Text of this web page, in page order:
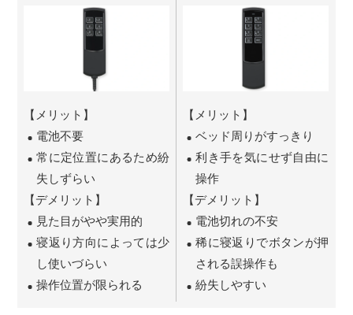
【メリット】
電池不要
常に定位置にあるため紛
失しずらい
【デメリット】
見た目がやや実用的
寝返り方向によっては少
し使いづらい
操作位置が限られる
【メリット】
ベッド周りがすっきり
利き手を気にせず自由に
操作
【デメリット】
電池切れの不安
稀に寝返りでボタンが押
される誤操作も
紛失しやすい